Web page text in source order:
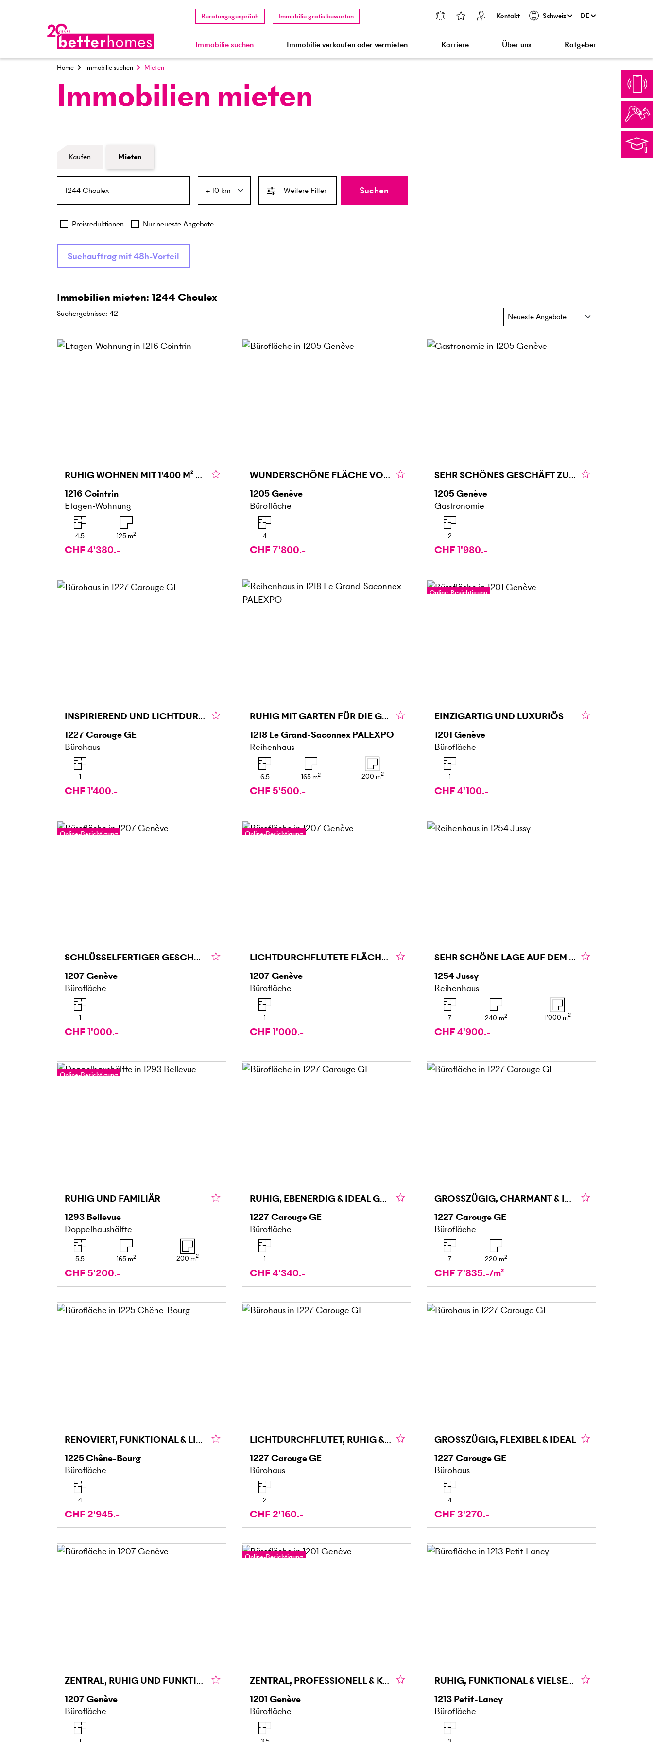
Beratungsgespräch Immobilie gratis bewerten Kontakt Schweiz DE
Immobilie suchen Immobilie verkaufen oder vermieten Karriere Über uns Ratgeber
Home Immobilie suchen Mieten
Immobilien mieten
Formular Immobiliensuche
Kaufen
Mieten
Weitere Filter
Preisreduktionen Nur neueste Angebote
Suchen
Suchauftrag mit 48h-Vorteil
Immobilien mieten: 1244 Choulex
Suchergebnisse: 42
RUHIG WOHNEN MIT 1'400 M² GARTEN
1216 Cointrin
Etagen-Wohnung
4.5 125 m2
CHF 4'380.-
WUNDERSCHÖNE FLÄCHE VON CA. 160 M² IN GENF (1205)
1205Genève
Bürofläche
4
CHF 7'800.-
SEHR SCHÖNES GESCHÄFT ZU ÜBERNEHMEN
1205Genève
Gastronomie
2
CHF 1'980.-
INSPIRIEREND UND LICHTDURCHFLUTET
1227Carouge GE
Bürohaus
1
CHF 1'400.-
RUHIG MIT GARTEN FÜR DIE GANZE FAMILIE
1218 Le Grand-Saconnex PALEXPO
Reihenhaus
6.5 165 m2 200 m2
CHF 5'500.-
Online-Besichtigung
EINZIGARTIG UND LUXURIÖS
1201 Genève
Bürofläche
1
CHF 4'100.-
Online-Besichtigung
SCHLÜSSELFERTIGER GESCHÄFTSRAUM (2)
1207Genève
Bürofläche
1
CHF 1'000.-
Online-Besichtigung
LICHTDURCHFLUTETE FLÄCHE IN EAUX-VIVES (1)
1207Genève
Bürofläche
1
CHF 1'000.-
SEHR SCHÖNE LAGE AUF DEM LAND
1254Jussy
Reihenhaus
7 240 m2 1'000 m2
CHF 4'900.-
Online-Besichtigung
RUHIG UND FAMILIÄR
1293 Bellevue
Doppelhaushälfte
5.5 165 m2 200 m2
CHF 5'200.-
RUHIG, EBENERDIG & IDEAL GELEGEN
1227Carouge GE
Bürofläche
1
CHF 4'340.-
GROSSZÜGIG, CHARMANT & INSPIRIEREND
1227Carouge GE
Bürofläche
7 220 m2
CHF 7'835.-/m²
RENOVIERT, FUNKTIONAL & LICHTDURCHFLUTET
1225Chêne-Bourg
Bürofläche
4
CHF 2'945.-
LICHTDURCHFLUTET, RUHIG & PRAKTISCH
1227Carouge GE
Bürohaus
2
CHF 2'160.-
GROSSZÜGIG, FLEXIBEL & IDEAL
1227Carouge GE
Bürohaus
4
CHF 3'270.-
ZENTRAL, RUHIG UND FUNKTIONAL
1207Genève
Bürofläche
Online-Besichtigung
ZENTRAL, PROFESSIONELL & KOMFORTABEL
1201 Genève
Bürofläche
RUHIG, FUNKTIONAL & VIELSEITIG NUTZBAR
1213 Petit-Lancy
Bürofläche